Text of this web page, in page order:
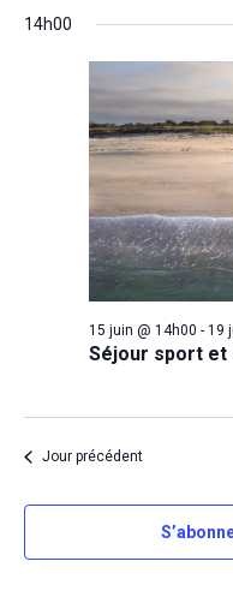
14h00
Séjour sport et
15 juin @ 14h00 - 19
Jour précédent